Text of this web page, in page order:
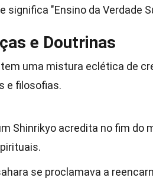
significa "Ensino da Verdade
e Doutrinas
uma mistura eclética de
e filosofias.
Shinrikyo acredita no fim do
se proclamava a